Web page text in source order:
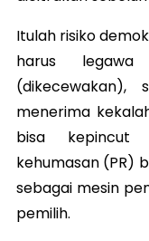
Itulah risiko
harus
menerima
bisa kepincut
kehumasan (PR)
sebagai mesin
pemilih.